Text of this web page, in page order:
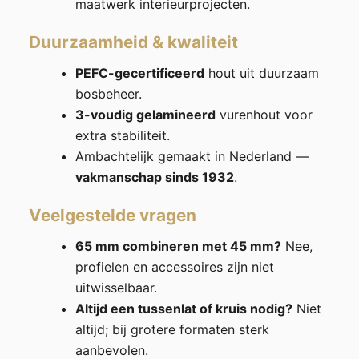
maatwerk interieurprojecten.
Duurzaamheid & kwaliteit
PEFC-gecertificeerd hout uit duurzaam
bosbeheer.
3-voudig gelamineerd vurenhout voor
extra stabiliteit.
Ambachtelijk gemaakt in Nederland —
vakmanschap sinds 1932.
Veelgestelde vragen
65 mm combineren met 45 mm? Nee,
profielen en accessoires zijn niet
uitwisselbaar.
Altijd een tussenlat of kruis nodig? Niet
altijd; bij grotere formaten sterk
aanbevolen.